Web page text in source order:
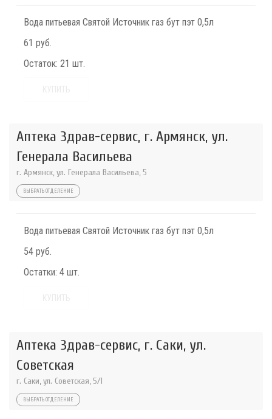
Вода питьевая Святой Источник газ бут пэт 0,5л
61 руб.
Остаток: 21 шт.
Аптека Здрав-сервис, г. Армянск, ул.
Генерала Васильева
г. Армянск, ул. Генерала Васильева, 5
ВЫБРАТЬ ОТДЕЛЕНИЕ
Вода питьевая Святой Источник газ бут пэт 0,5л
54 руб.
Остатки: 4 шт.
Аптека Здрав-сервис, г. Саки, ул.
Советская
г. Саки, ул. Советская, 5/1
ВЫБРАТЬ ОТДЕЛЕНИЕ